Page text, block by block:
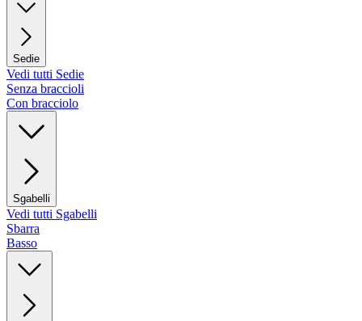
Sedie
Vedi tutti Sedie
Senza braccioli
Con bracciolo
Sgabelli
Vedi tutti Sgabelli
Sbarra
Basso